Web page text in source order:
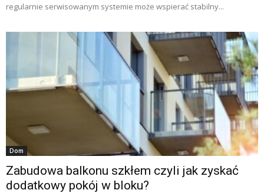
regularnie serwisowanym systemie może wspierać stabilny...
Dom
Zabudowa balkonu szkłem czyli jak zyskać
dodatkowy pokój w bloku?